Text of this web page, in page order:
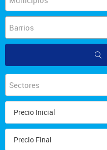
Barrios
Sectores